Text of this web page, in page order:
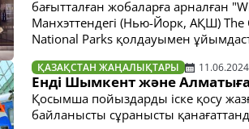
бағытталған жобаларға арналған
Манхэттендегі (Нью-Йорк, АҚШ) The
National Parks қолдауымен
ҚАЗАҚСТАН ЖАҢАЛЫҚТАРЫ 11.06.2024
Енді Шымкент және
Қосымша пойыздарды іске қосу
байланысты сұранысты